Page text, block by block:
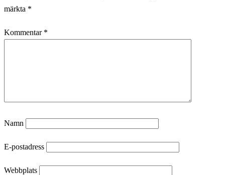
märkta *
Kommentar *
Namn
E-postadress
Webbplats